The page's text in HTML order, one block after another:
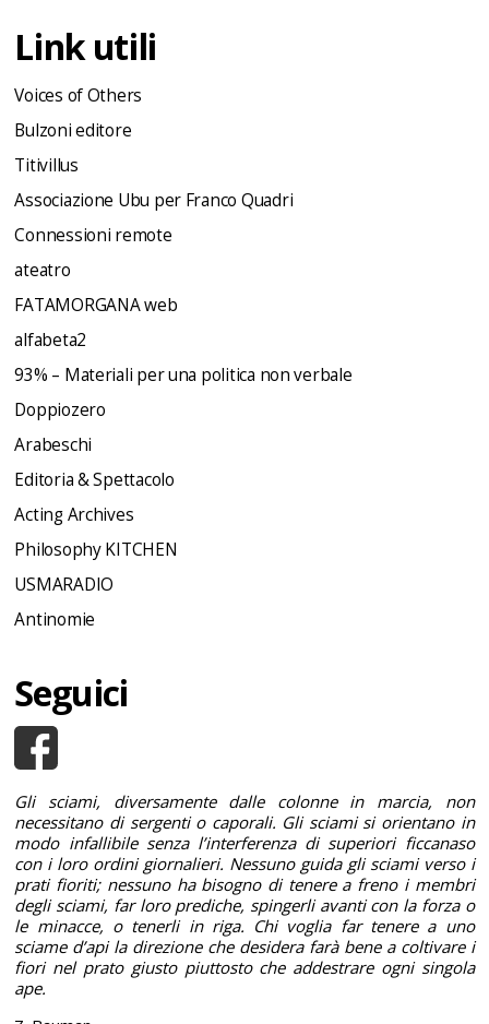
Link utili
Voices of Others
Bulzoni editore
Titivillus
Associazione Ubu per Franco Quadri
Connessioni remote
ateatro
FATAMORGANA web
alfabeta2
93% – Materiali per una politica non verbale
Doppiozero
Arabeschi
Editoria & Spettacolo
Acting Archives
Philosophy KITCHEN
USMARADIO
Antinomie
Seguici
Gli sciami, diversamente dalle colonne in marcia, non
necessitano di sergenti o caporali. Gli sciami si orientano in
modo infallibile senza l’interferenza di superiori ficcanaso
con i loro ordini giornalieri. Nessuno guida gli sciami verso i
prati fioriti; nessuno ha bisogno di tenere a freno i membri
degli sciami, far loro prediche, spingerli avanti con la forza o
le minacce, o tenerli in riga. Chi voglia far tenere a uno
sciame d’api la direzione che desidera farà bene a coltivare i
fiori nel prato giusto piuttosto che addestrare ogni singola
ape.